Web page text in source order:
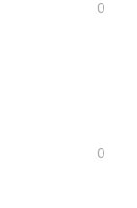
0
0